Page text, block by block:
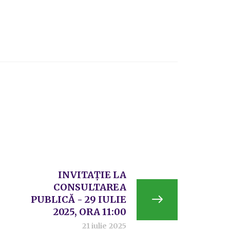
INVITAȚIE LA
CONSULTAREA
PUBLICĂ - 29 IULIE
2025, ORA 11:00
21 iulie 2025